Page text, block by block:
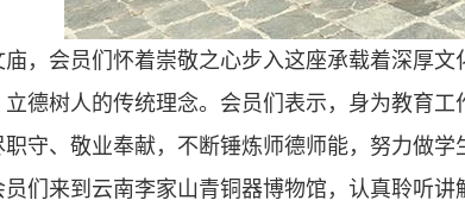
庙，会员们怀着崇敬之心步入这座承载着深厚
立德树人的传统理念。会员们表示，身为教育
守、敬业奉献，不断锤炼师德师能，努力做学
员们来到云南李家山青铜器博物馆，认真聆听